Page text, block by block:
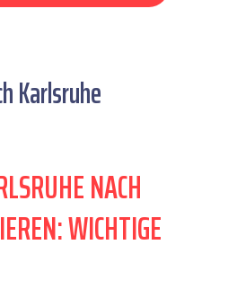
Karlsruhe
NACH
WICHTIGE